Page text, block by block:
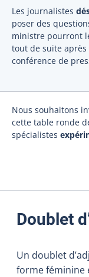
Les journalistes
poser des
ministre pourront
tout de suite après
conférence de
Nous souhaitons
cette table ronde
spécialistes
Doublet
Un doublet
forme féminine